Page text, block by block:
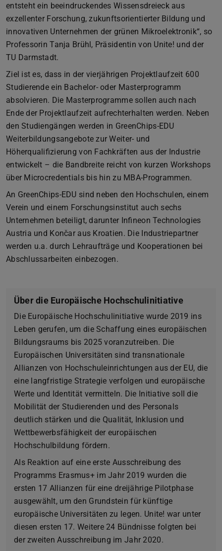
entsteht ein beeindruckendes Wissensdreieck aus
exzellenter Forschung, zukunftsorientierter Bildung und
innovativen Unternehmen der grünen Mikroelektronik“, so
Professorin Tanja Brühl, Präsidentin von Unite! und der
TU Darmstadt.
Ziel ist es, dass in der vierjährigen Projektlaufzeit 600
Studierende ein Bachelor- oder Masterprogramm
absolvieren. Die Masterprogramme sollen auch nach
Ende der Projektlaufzeit aufrechterhalten werden. Neben
den Studiengängen werden in GreenChips-EDU
Weiterbildungsangebote zur Weiter- und
Höherqualifizierung von Fachkräften aus der Industrie
entwickelt – die Bandbreite reicht von kurzen Workshops
über Microcredentials bis hin zu MBA-Programmen.
An GreenChips-EDU sind neben den Hochschulen, einem
Verein und einem Forschungsinstitut auch sechs
Unternehmen beteiligt, darunter Infineon Technologies
Austria und Končar aus Kroatien. Die Industriepartner
werden u.a. durch Lehraufträge und Kooperationen bei
Abschlussarbeiten einbezogen.
Über die Europäische Hochschulinitiative
Die Europäische Hochschulinitiative wurde 2019 ins
Leben gerufen, um die Schaffung eines europäischen
Bildungsraums bis 2025 voranzutreiben. Die
Europäischen Universitäten sind transnationale
Allianzen von Hochschuleinrichtungen aus der EU, die
eine langfristige Strategie verfolgen und europäische
Werte und Identität vermitteln. Die Initiative soll die
Mobilität der Studierenden und des Personals
deutlich stärken und die Qualität, Inklusion und
Wettbewerbsfähigkeit der europäischen
Hochschulbildung fördern.
Als Reaktion auf eine erste Ausschreibung des
Programms Erasmus+ im Jahr 2019 wurden die
ersten 17 Allianzen für eine dreijährige Pilotphase
ausgewählt, um den Grundstein für künftige
europäische Universitäten zu legen. Unite! war unter
diesen ersten 17. Weitere 24 Bündnisse folgten bei
der zweiten Ausschreibung im Jahr 2020.